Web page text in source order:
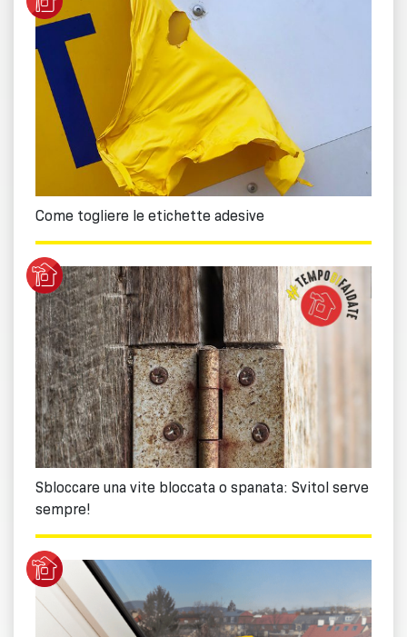
Come togliere le etichette adesive
Sbloccare una vite bloccata o spanata: Svitol serve
sempre!